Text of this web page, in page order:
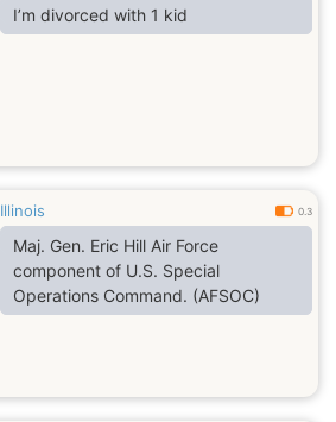
I’m divorced with 1 kid
Illinois 0.3
Maj. Gen. Eric Hill Air Force
component of U.S. Special
Operations Command. (AFSOC)